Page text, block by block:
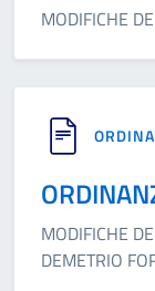
MODIFICHE
MODIFICHE
DEMETRIO